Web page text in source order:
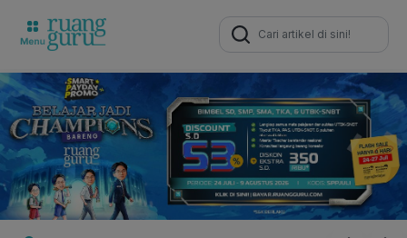
Search
for: